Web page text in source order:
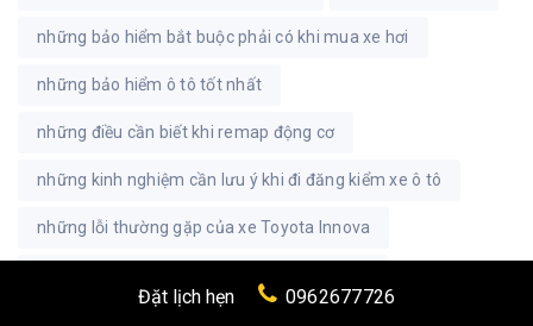
những bảo hiểm bắt buộc phải có khi mua xe hơi
những bảo hiểm ô tô tốt nhất
những điều cần biết khi remap động cơ
những kinh nghiệm cần lưu ý khi đi đăng kiểm xe ô tô
những lỗi thường gặp của xe Toyota Innova
Đặt lịch hẹn 0962677726